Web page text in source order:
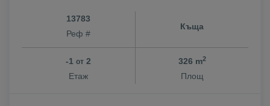
13783
Реф #
Къща
-1 от 2
Етаж
326 m2
Площ